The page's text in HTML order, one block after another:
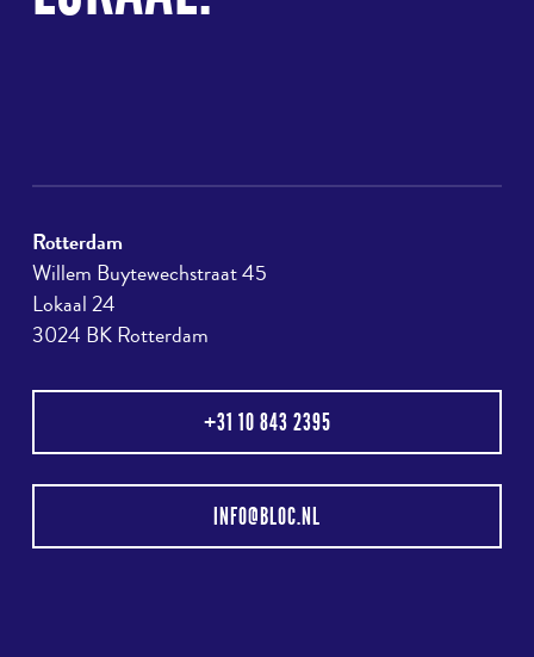
Rotterdam
Willem Buytewechstraat 45
Lokaal 24
3024 BK Rotterdam
+31 10 843 2395
INFO@BLOC.NL